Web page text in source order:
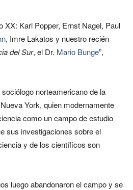
XX: Karl Popper, Ernst Nagel, Paul
, Imre Lakatos y nuestro recién
del Sur, el Dr. Mario Bunge”,
sociólogo norteamericano de la
York, quien modernamente
como un campo de estudio
sus investigaciones sobre el
y de los científicos son
luego abandonaron el campo y se